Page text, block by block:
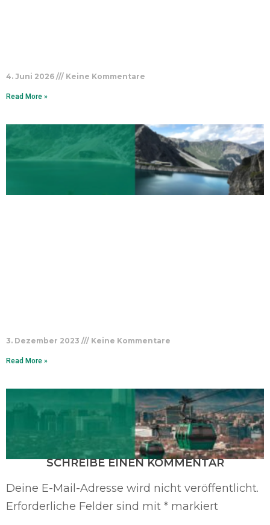
4. Juni 2026 Keine Kommentare
Read More »
3. Dezember 2023 Keine Kommentare
Read More »
SCHREIBE EINEN KOMMENTAR
Deine E-Mail-Adresse wird nicht veröffentlicht.
Erforderliche Felder sind mit * markiert